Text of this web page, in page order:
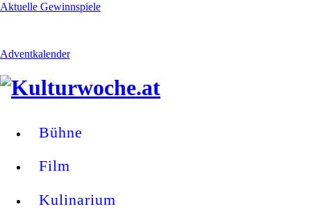
Aktuelle Gewinnspiele
Adventkalender
Bühne
Film
Kulinarium